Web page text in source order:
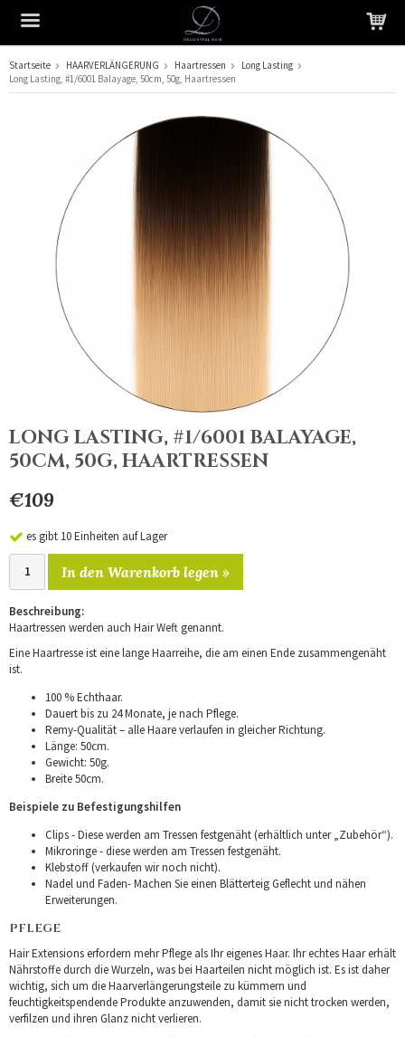
Das Produkt wurde in Ihren Warenkorb gelegt
Startseite HAARVERLÄNGERUNG Haartressen
Long Lasting
Long Lasting, #1/6001 Balayage, 50cm, 50g, Haartressen
LONG LASTING, #1/6001 BALAYAGE,
50CM, 50G, HAARTRESSEN
€109
es gibt 10 Einheiten auf Lager
In den Warenkorb legen »
Beschreibung:
Haartressen werden auch Hair Weft genannt.
Eine Haartresse ist eine lange Haarreihe, die am einen Ende zusammengenäht
ist.
100 % Echthaar.
Dauert bis zu 24 Monate, je nach Pflege.
Remy-Qualität – alle Haare verlaufen in gleicher Richtung.
Länge: 50cm.
Gewicht: 50g.
Breite 50cm.
Beispiele zu Befestigungshilfen
Clips - Diese werden am Tressen festgenäht (erhältlich unter „Zubehör“).
Mikroringe - diese werden am Tressen festgenäht.
Klebstoff (verkaufen wir noch nicht).
Nadel und Faden- Machen Sie einen Blätterteig Geflecht und nähen
Erweiterungen.
PFLEGE
Hair Extensions erfordern mehr Pflege als Ihr eigenes Haar. Ihr echtes Haar erhält
Nährstoffe durch die Wurzeln, was bei Haarteilen nicht möglich ist. Es ist daher
wichtig, sich um die Haarverlängerungsteile zu kümmern und
feuchtigkeitspendende Produkte anzuwenden, damit sie nicht trocken werden,
verfilzen und ihren Glanz nicht verlieren.